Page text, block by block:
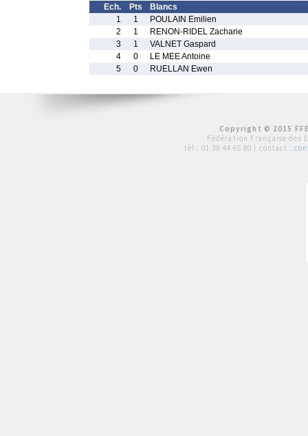
Ech. Pts
Blancs
1
1
POULAIN Emilien
2
1
RENON-RIDEL Zacharie
3
1
VALNET Gaspard
4
0
LE MEE Antoine
5
0 RUELLAN Ewen
Copyright © 2015
Fédération Française des
tél : 01 39 44 65 80 | contact :